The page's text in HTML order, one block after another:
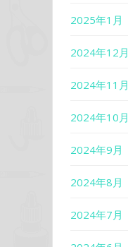
2025年1月
2024年12月
2024年11月
2024年10月
2024年9月
2024年8月
2024年7月